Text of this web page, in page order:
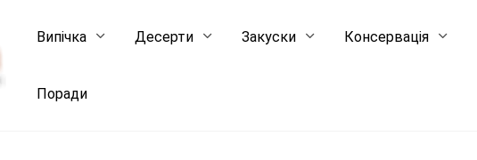
Випічка Десерти Закуски Консервація
Поради